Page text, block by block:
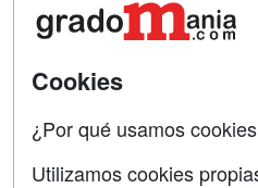
Acceso Centros
Contactar
Cookies
¿Por qué usamos
Utilizamos cookies